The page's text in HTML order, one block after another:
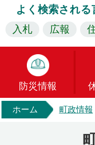
よく検索される
入札 広報
防災情報
ホーム 町政情報